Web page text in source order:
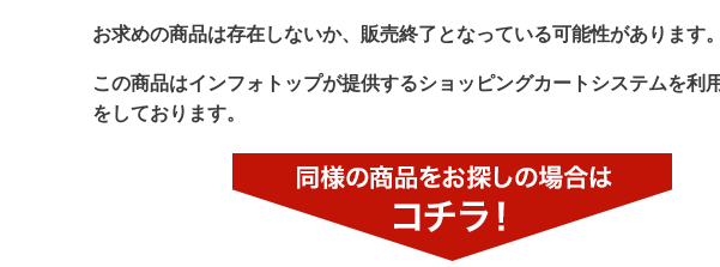
お求めの商品は存在しないか、販売終了となっている可能性があります。
この商品はインフォトップが提供するショッピングカートシステムを利
をしております。